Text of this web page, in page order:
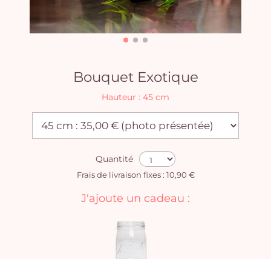
Bouquet Exotique
Hauteur : 45 cm
Quantité
Frais de livraison fixes : 10,90 €
J'ajoute un cadeau :